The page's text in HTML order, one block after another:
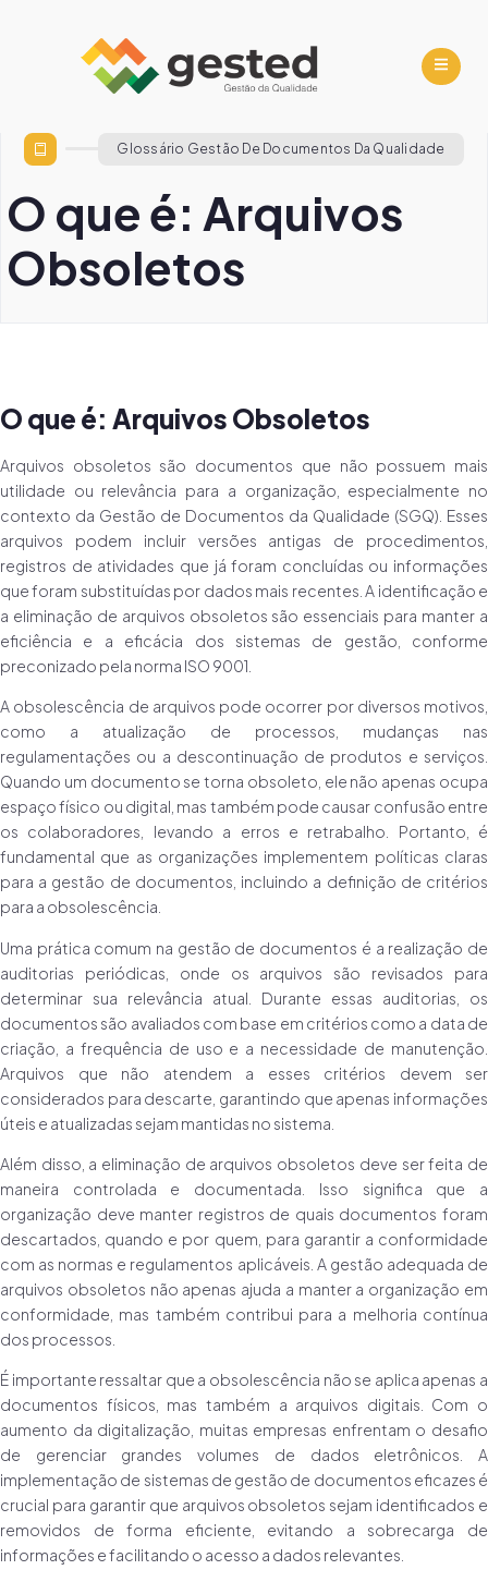
Glossário Gestão De Documentos Da Qualidade
O que é: Arquivos
Obsoletos
O que é: Arquivos Obsoletos
Arquivos obsoletos são documentos que não possuem mais
utilidade ou relevância para a organização, especialmente no
contexto da Gestão de Documentos da Qualidade (SGQ). Esses
arquivos podem incluir versões antigas de procedimentos,
registros de atividades que já foram concluídas ou informações
que foram substituídas por dados mais recentes. A identificação e
a eliminação de arquivos obsoletos são essenciais para manter a
eficiência e a eficácia dos sistemas de gestão, conforme
preconizado pela norma ISO 9001.
A obsolescência de arquivos pode ocorrer por diversos motivos,
como a atualização de processos, mudanças nas
regulamentações ou a descontinuação de produtos e serviços.
Quando um documento se torna obsoleto, ele não apenas ocupa
espaço físico ou digital, mas também pode causar confusão entre
os colaboradores, levando a erros e retrabalho. Portanto, é
fundamental que as organizações implementem políticas claras
para a gestão de documentos, incluindo a definição de critérios
para a obsolescência.
Uma prática comum na gestão de documentos é a realização de
auditorias periódicas, onde os arquivos são revisados para
determinar sua relevância atual. Durante essas auditorias, os
documentos são avaliados com base em critérios como a data de
criação, a frequência de uso e a necessidade de manutenção.
Arquivos que não atendem a esses critérios devem ser
considerados para descarte, garantindo que apenas informações
úteis e atualizadas sejam mantidas no sistema.
Além disso, a eliminação de arquivos obsoletos deve ser feita de
maneira controlada e documentada. Isso significa que a
organização deve manter registros de quais documentos foram
descartados, quando e por quem, para garantir a conformidade
com as normas e regulamentos aplicáveis. A gestão adequada de
arquivos obsoletos não apenas ajuda a manter a organização em
conformidade, mas também contribui para a melhoria contínua
dos processos.
É importante ressaltar que a obsolescência não se aplica apenas a
documentos físicos, mas também a arquivos digitais. Com o
aumento da digitalização, muitas empresas enfrentam o desafio
de gerenciar grandes volumes de dados eletrônicos. A
implementação de sistemas de gestão de documentos eficazes é
crucial para garantir que arquivos obsoletos sejam identificados e
removidos de forma eficiente, evitando a sobrecarga de
informações e facilitando o acesso a dados relevantes.